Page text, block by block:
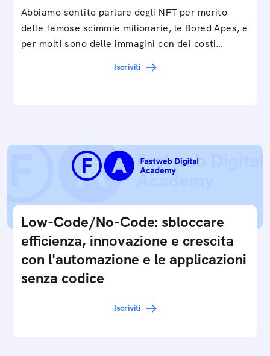
Abbiamo sentito parlare degli NFT per merito
delle famose scimmie milionarie, le Bored Apes, e
per molti sono delle immagini con dei costi…
Iscriviti
Low-Code/No-Code: sbloccare
efficienza, innovazione e crescita
con l'automazione e le applicazioni
senza codice
Iscriviti